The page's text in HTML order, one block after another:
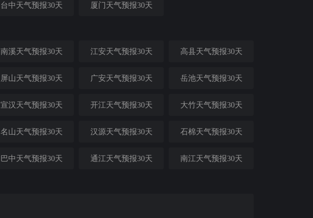
台中天气预报30天 厦门天气预报30天
南溪天气预报30天 江安天气预报30天 高县天气预报30天
屏山天气预报30天 广安天气预报30天 岳池天气预报30天
宣汉天气预报30天 开江天气预报30天 大竹天气预报30天
名山天气预报30天 汉源天气预报30天 石棉天气预报30天
巴中天气预报30天 通江天气预报30天 南江天气预报30天